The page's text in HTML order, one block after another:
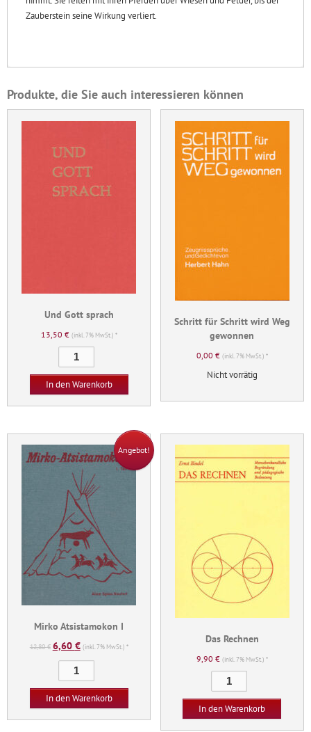
Zauberstein seine Wirkung verliert.
Produkte, die Sie auch interessieren können
Und Gott sprach
13,50 € (inkl. 7% MwSt.) *
Gott
sprach
In den Warenkorb
Schritt für Schritt wird Weg
gewonnen
0,00 € (inkl. 7% MwSt.) *
Nicht vorrätig
Angebot!
Mirko Atsistamokon I
12,80€ Ursprünglicher
Preis
12,80 €
6,60 €Aktueller
Preis
6,60 €.
(inkl. 7% MwSt.) *
Atsistamokon
I
In den Warenkorb
Das Rechnen
9,90 € (inkl. 7% MwSt.) *
Rechnen
Menge
In den Warenkorb